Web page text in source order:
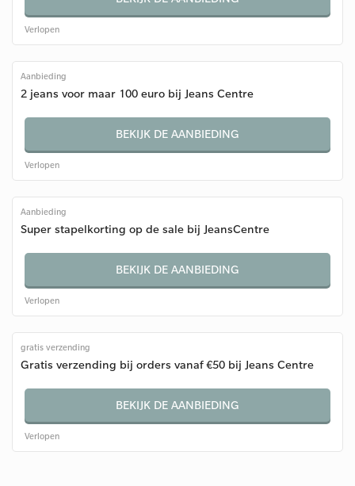
Verlopen
Aanbieding
2 jeans voor maar 100 euro bij Jeans Centre
BEKIJK DE AANBIEDING
Verlopen
Aanbieding
Super stapelkorting op de sale bij JeansCentre
BEKIJK DE AANBIEDING
Verlopen
gratis verzending
Gratis verzending bij orders vanaf €50 bij Jeans Centre
BEKIJK DE AANBIEDING
Verlopen